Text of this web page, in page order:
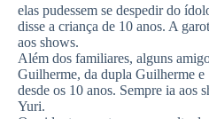
elas pudessem se despedir do
disse a criança de 10 anos. A
aos shows.
Além dos familiares, alguns
Guilherme, da dupla Guilherme
desde os 10 anos. Sempre ia aos
Yuri.